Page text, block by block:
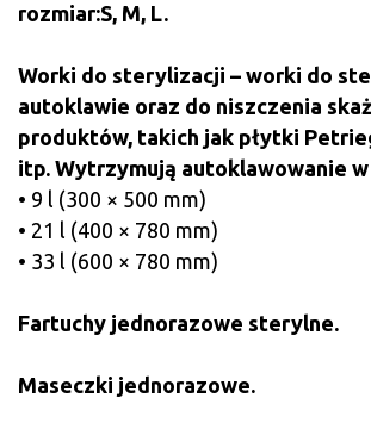
rozmiar:S, M, L.
Worki do sterylizacji – worki do
autoklawie oraz do niszczenia
produktów, takich jak płytki
itp. Wytrzymują autoklawowanie w
• 9 l (300 × 500 mm)
• 21 l (400 × 780 mm)
• 33 l (600 × 780 mm)
Fartuchy jednorazowe sterylne.
Maseczki jednorazowe.